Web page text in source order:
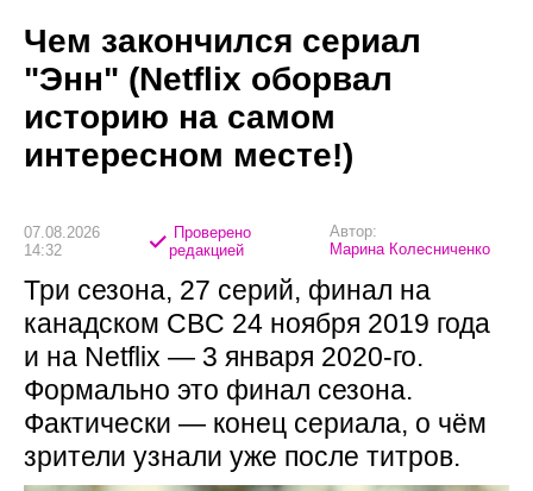
Чем закончился сериал
"Энн" (Netflix оборвал
историю на самом
интересном месте!)
07.08.2026
14:32
Проверено
редакцией
Автор:
Марина Колесниченко
Три сезона, 27 серий, финал на
канадском CBC 24 ноября 2019 года
и на Netflix — 3 января 2020-го.
Формально это финал сезона.
Фактически — конец сериала, о чём
зрители узнали уже после титров.